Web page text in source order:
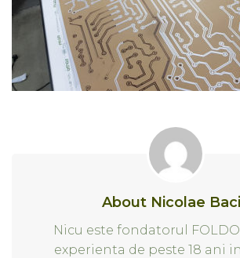
About Nicolae
Nicu este fondatorul
experienta de peste 18 ani